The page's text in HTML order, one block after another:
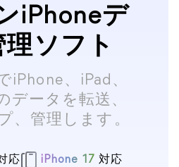
iPhoneデ
理ソフト
iPhone、iPad、
データを転送、
、管理します。
応 iPhone 17 対応